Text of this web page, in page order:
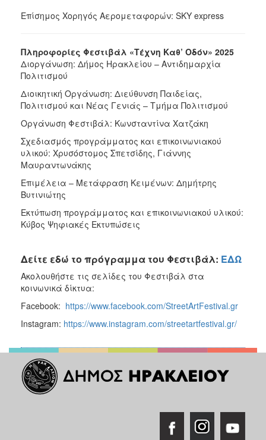
Επίσημος Χορηγός Αερομεταφορών: SKY express
Πληροφορίες Φεστιβάλ «Τέχνη Καθ’ Οδόν» 2025
Διοργάνωση: Δήμος Ηρακλείου – Αντιδημαρχία
Πολιτισμού
Διοικητική Οργάνωση: Διεύθυνση Παιδείας,
Πολιτισμού και Νέας Γενιάς – Τμήμα Πολιτισμού
Οργάνωση Φεστιβάλ: Κωνσταντίνα Χατζάκη
Σχεδιασμός προγράμματος και επικοινωνιακού
υλικού: Χρυσόστομος Σπετσίδης, Γιάννης
Μαυραντωνάκης
Επιμέλεια – Μετάφραση Κειμένων: Δημήτρης
Βυτινιώτης
Εκτύπωση προγράμματος και επικοινωνιακού υλικού:
Κύβος Ψηφιακές Εκτυπώσεις
Δείτε εδώ το πρόγραμμα του Φεστιβάλ: ΕΔΩ
Ακολουθήστε τις σελίδες του Φεστιβάλ στα
κοινωνικά δίκτυα:
Facebook: https://www.facebook.com/StreetArtFestival.gr
Instagram: https://www.instagram.com/streetartfestival.gr/